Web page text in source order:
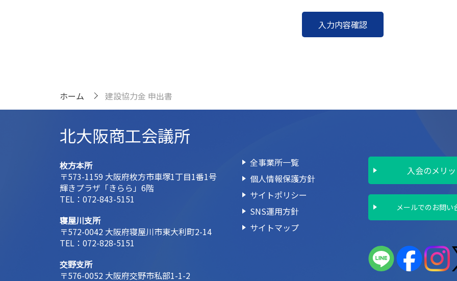
ホーム 建設協力金 申出書
北大阪商工会議所
枚方本所
〒573-1159 大阪府枚方市車塚1丁目1番1号
輝きプラザ「きらら」6階
TEL： 072-843-5151
寝屋川支所
〒572-0042 大阪府寝屋川市東大利町2-14
TEL： 072-828-5151
交野支所
〒576-0052 大阪府交野市私部1-1-2
全事業所一覧
個人情報保護方針
サイトポリシー
SNS運用方針
サイトマップ
入会のメリ
メールでのお問い